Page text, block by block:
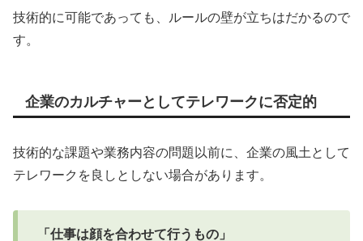
技術的に可能であっても、ルールの壁が立ちはだかるので
す。
企業のカルチャーとしてテレワークに否定的
技術的な課題や業務内容の問題以前に、企業の風土として
テレワークを良しとしない場合があります。
「仕事は顔を合わせて行うもの」